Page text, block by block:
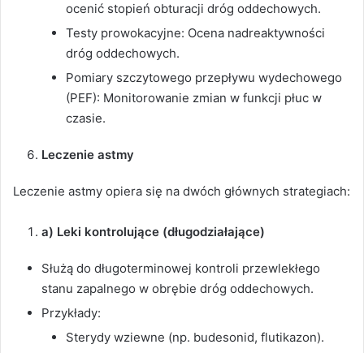
ocenić stopień obturacji dróg oddechowych.
Testy prowokacyjne: Ocena nadreaktywności
dróg oddechowych.
Pomiary szczytowego przepływu wydechowego
(PEF): Monitorowanie zmian w funkcji płuc w
czasie.
Leczenie astmy
Leczenie astmy opiera się na dwóch głównych strategiach:
a) Leki kontrolujące (długodziałające)
Służą do długoterminowej kontroli przewlekłego
stanu zapalnego w obrębie dróg oddechowych.
Przykłady:
Sterydy wziewne (np. budesonid, flutikazon).